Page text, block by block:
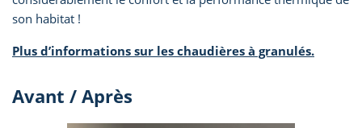
son habitat !
Plus d’informations sur les chaudières à granulés.
Avant / Après